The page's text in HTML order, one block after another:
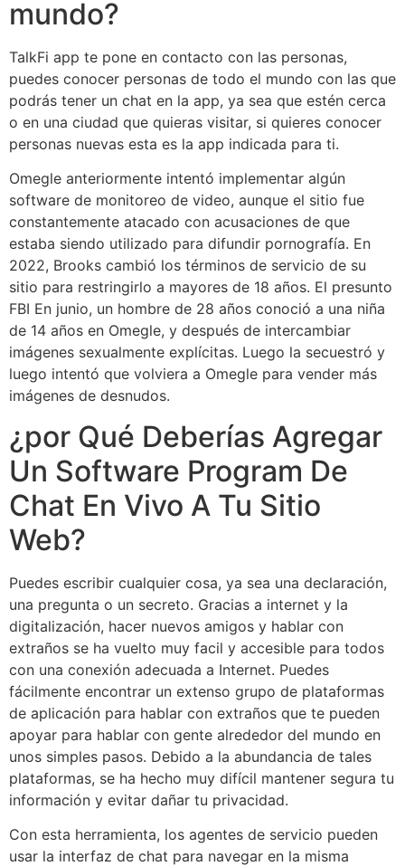
mundo?
TalkFi app te pone en contacto con las personas,
puedes conocer personas de todo el mundo con las que
podrás tener un chat en la app, ya sea que estén cerca
o en una ciudad que quieras visitar, si quieres conocer
personas nuevas esta es la app indicada para ti.
Omegle anteriormente intentó implementar algún
software de monitoreo de video, aunque el sitio fue
constantemente atacado con acusaciones de que
estaba siendo utilizado para difundir pornografía. En
2022, Brooks cambió los términos de servicio de su
sitio para restringirlo a mayores de 18 años. El presunto
FBI En junio, un hombre de 28 años conoció a una niña
de 14 años en Omegle, y después de intercambiar
imágenes sexualmente explícitas. Luego la secuestró y
luego intentó que volviera a Omegle para vender más
imágenes de desnudos.
¿por Qué Deberías Agregar
Un Software Program De
Chat En Vivo A Tu Sitio
Web?
Puedes escribir cualquier cosa, ya sea una declaración,
una pregunta o un secreto. Gracias a internet y la
digitalización, hacer nuevos amigos y hablar con
extraños se ha vuelto muy facil y accesible para todos
con una conexión adecuada a Internet. Puedes
fácilmente encontrar un extenso grupo de plataformas
de aplicación para hablar con extraños que te pueden
apoyar para hablar con gente alrededor del mundo en
unos simples pasos. Debido a la abundancia de tales
plataformas, se ha hecho muy difícil mantener segura tu
información y evitar dañar tu privacidad.
Con esta herramienta, los agentes de servicio pueden
usar la interfaz de chat para navegar en la misma